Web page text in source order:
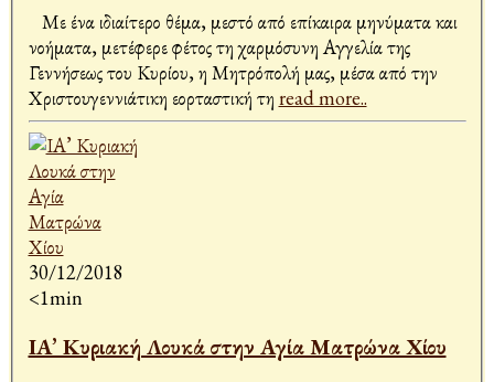
Με ένα ιδιαίτερο θέμα, μεστό από επίκαιρα μηνύματα και
νοήματα, μετέφερε φέτος τη χαρμόσυνη Αγγελία της
Γεννήσεως του Κυρίου, η Μητρόπολή μας, μέσα από την
Χριστουγεννιάτικη εορταστική τη read more..
30/12/2018
<1min
ΙΑ’ Κυριακή Λουκά στην Αγία Ματρώνα Χίου